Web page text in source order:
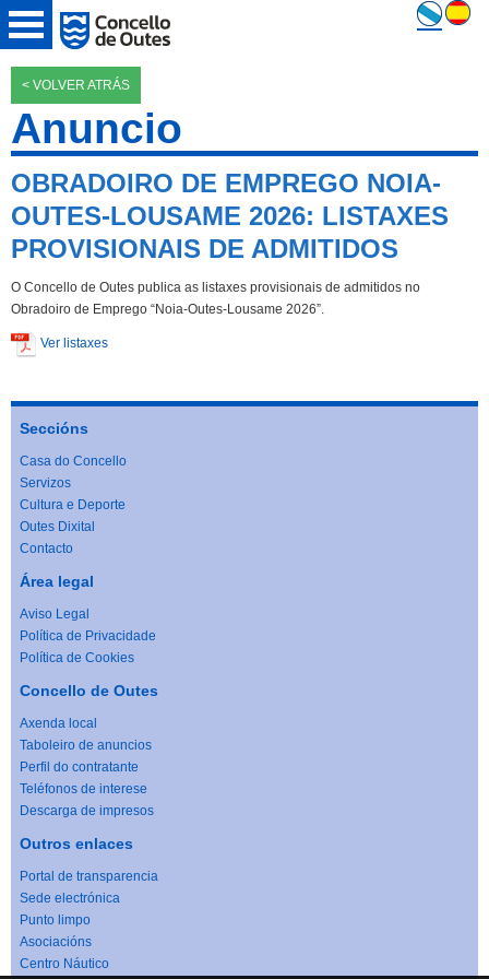
< VOLVER ATRÁS
Anuncio
OBRADOIRO DE EMPREGO NOIA-
OUTES-LOUSAME 2026: LISTAXES
PROVISIONAIS DE ADMITIDOS
O Concello de Outes publica as listaxes provisionais de admitidos no
Obradoiro de Emprego “Noia-Outes-Lousame 2026”.
Ver listaxes
Seccións
Casa do Concello
Servizos
Cultura e Deporte
Outes Dixital
Contacto
Área legal
Aviso Legal
Política de Privacidade
Política de Cookies
Concello de Outes
Axenda local
Taboleiro de anuncios
Perfil do contratante
Teléfonos de interese
Descarga de impresos
Outros enlaces
Portal de transparencia
Sede electrónica
Punto limpo
Asociacións
Centro Náutico